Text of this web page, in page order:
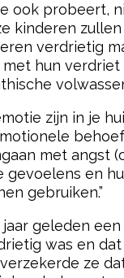
ook probeert,
kinderen
verdrietig
hun
zijn in je
met angst
gevoelens en
gebruiken.”
geleden
was en
ze